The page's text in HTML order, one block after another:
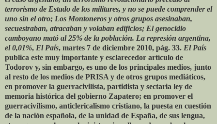
terrorismo de Estado de los militares, y no se puede comprender el
uno sin el otro; Los Montoneros y otros grupos asesinaban,
secuestraban, atracaban y volaban edificios; El genocidio
camboyano mató al 25% de la población. La represión argentina,
el 0,01%, El País, martes 7 de diciembre 2010, pág. 33. El País
publica este muy importante y esclarecedor artículo de
Todorov y, sin embargo, es uno de los principales medios, junto
al resto de los medios de PRISA y de otros grupos mediáticos,
en promover la guerracivilista, partidista y sectaria ley de
memoria histórica del gobierno Zapatero; en promover el
guerracivilismo, anticlericalismo cristiano, la puesta en cuestión
de la nación española, de la unidad de España, de sus lengua,